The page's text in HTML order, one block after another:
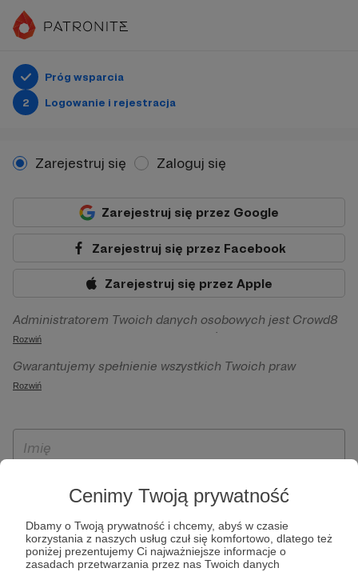
Cenimy Twoją prywatność
Dbamy o Twoją prywatność i chcemy, abyś w czasie
korzystania z naszych usług czuł się komfortowo, dlatego też
poniżej prezentujemy Ci najważniejsze informacje o
zasadach przetwarzania przez nas Twoich danych
Próg wsparcia
2
Logowanie i rejestracja
Zarejestruj się Zaloguj się
Zarejestruj się przez Google
Zarejestruj się przez Facebook
Zarejestruj się przez Apple
Administratorem Twoich danych osobowych jest Crowd8
sp. z o.o. z siedziba w Warszawie, ul. Żwirki i Wigury 16, 02-
092 Warszawa. Twoje dane osobowe będą przetwarzane w
szczególności w celu wykonania umowy zawartej z Tobą, w
Patronite.pl, w tym możliwości dokonywania oraz
otrzymywania wsparcia na naszej platformie oraz
Rozwiń
Gwarantujemy spełnienie wszystkich Twoich praw
wynikających z ogólnego rozporządzenia o ochronie
ich przenoszenia, niepodlegania zautomatyzowanemu
podejmowaniu decyzji, w tym profilowaniu, a także prawo
osobowych. Rejestracja dla osób niepełnoletnich możliwa
jest po przekazaniu podpisanego formularza "Zgodna na
założenie konta przez osobę niepełnoletnią", formularz
dostępny jest na stronie regulaminu Patronite.pl.
Rozwiń